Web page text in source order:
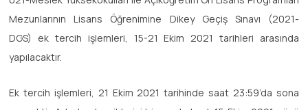
Mezunlarının Lisans Öğrenimine Dikey Geçiş Sınavı (2021-
DGS) ek tercih işlemleri, 15-21 Ekim 2021 tarihleri arasında
yapılacaktır.
Ek tercih işlemleri, 21 Ekim 2021 tarihinde saat 23:59’da sona